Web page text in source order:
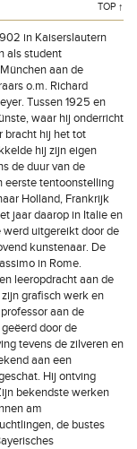
TOP ↑
in Kaiserslautern
als student
aan de
o.m. Richard
Tussen 1925 en
waar hij onderricht
bracht hij het tot
hij zijn eigen
de duur van de
eerste tentoonstelling
Holland, Frankrijk
jaar daarop in Italie en
werd uitgereikt door de
kunstenaar. De
in Rome.
leeropdracht aan de
grafisch werk en
aan de
door de
tevens de zilveren en
aan een
Hij ontving
bekendste werken
am
de bustes